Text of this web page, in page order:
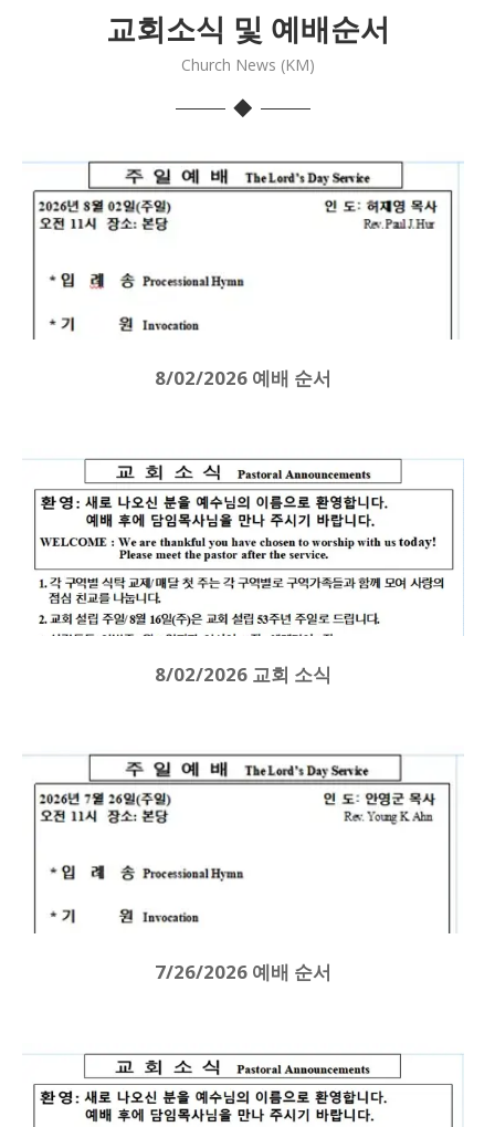
교회소식 및 예배순서
Church News (KM)
8/02/2026 예배 순서
8/02/2026 교회 소식
7/26/2026 예배 순서